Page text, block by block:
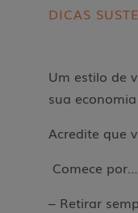
DICAS
Um estilo de
sua
Acredite que
Comece por…
– Retirar